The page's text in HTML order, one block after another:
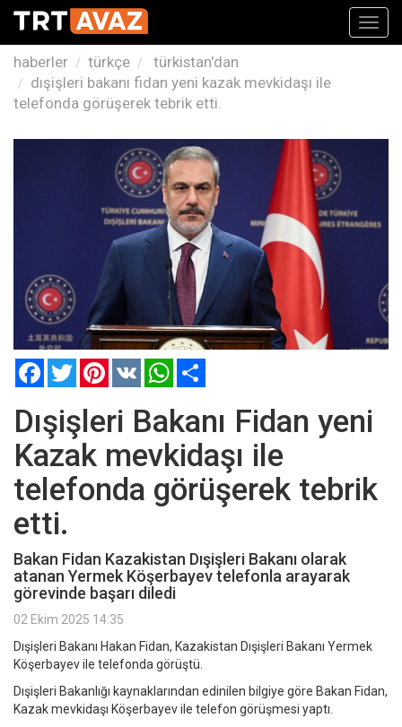
haberler türkçe
türkistan'dan
dışişleri bakanı fidan yeni kazak mevkidaşı ile
telefonda görüşerek tebrik etti.
FacebookTwitterPinterest
VK WhatsApp
Dışişleri Bakanı Fidan yeni
Kazak mevkidaşı ile
telefonda görüşerek tebrik
etti.
Bakan Fidan Kazakistan Dışişleri Bakanı olarak
atanan Yermek Köşerbayev telefonla arayarak
görevinde başarı diledi
02 Ekim 2025 14:35
Dışişleri Bakanı Hakan Fidan, Kazakistan Dışişleri Bakanı Yermek
Köşerbayev ile telefonda görüştü.
Dışişleri Bakanlığı kaynaklarından edinilen bilgiye göre Bakan Fidan,
Kazak mevkidaşı Köşerbayev ile telefon görüşmesi yaptı.